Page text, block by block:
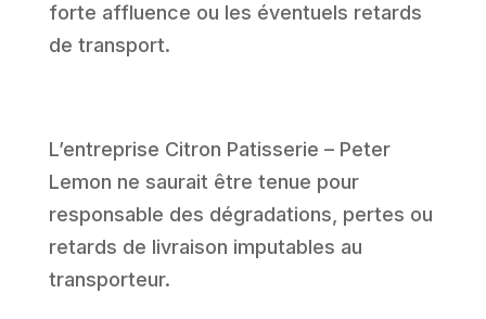
forte affluence ou les éventuels retards
de transport.
L’entreprise Citron Patisserie – Peter
Lemon ne saurait être tenue pour
responsable des dégradations, pertes ou
retards de livraison imputables au
transporteur.